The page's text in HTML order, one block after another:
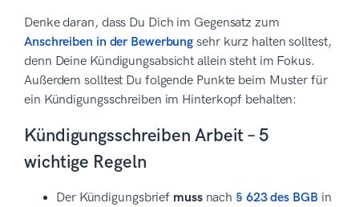
Denke daran, dass Du Dich im Gegensatz zum
Anschreiben in der Bewerbung sehr kurz halten solltest,
denn Deine Kündigungsabsicht allein steht im Fokus.
Außerdem solltest Du folgende Punkte beim Muster für
ein Kündigungsschreiben im Hinterkopf behalten:
Kündigungsschreiben Arbeit – 5
wichtige Regeln
Der Kündigungsbrief mussnach § 623 des BGBin